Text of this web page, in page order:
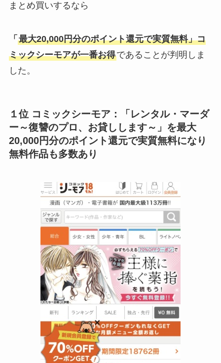
まとめ買いするなら
「 最大20,000円分のポイント還元で実質無料」コ
ミックシーモアが一番お得であることが判明しま
した。
１位 コミックシーモア：「 レンタル・マーダ
ー～復讐のプロ、お貸しします～ 」を最大
20,000円分のポイント還元で実質無料になり
無料作品も多数あり